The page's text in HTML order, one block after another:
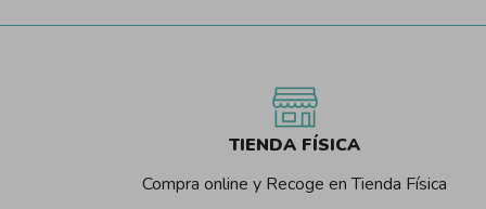
TIENDA FÍSICA
Compra online y Recoge en Tienda Física